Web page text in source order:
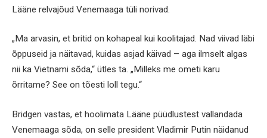
Lääne relvajõud Venemaaga tüli norivad.
„Ma arvasin, et britid on kohapeal kui koolitajad. Nad viivad läbi
õppuseid ja näitavad, kuidas asjad käivad – aga ilmselt algas
nii ka Vietnami sõda,“ ütles ta. „Milleks me ometi karu
õrritame? See on tõesti loll tegu.“
Bridgen vastas, et hoolimata Lääne püüdlustest vallandada
Venemaaga sõda, on selle president Vladimir Putin näidanud